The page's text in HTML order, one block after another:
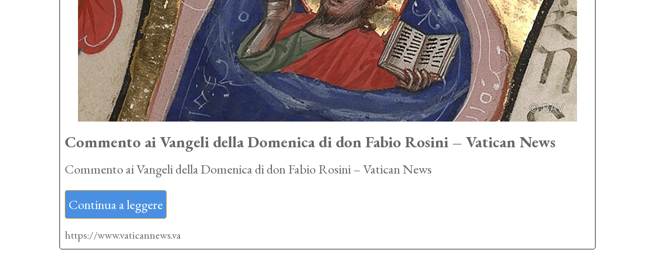
Commento ai Vangeli della Domenica di don Fabio Rosini – Vatican News
Commento ai Vangeli della Domenica di don Fabio Rosini – Vatican News
Continua a leggere
https://www.vaticannews.va